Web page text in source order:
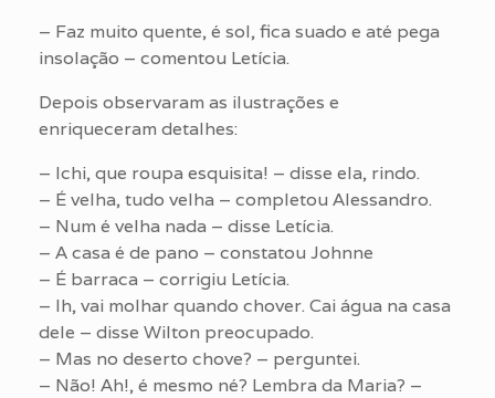
– Faz muito quente, é sol, fica suado e até pega
insolação – comentou Letícia.
Depois observaram as ilustrações e
enriqueceram detalhes:
– Ichi, que roupa esquisita! – disse ela, rindo.
– É velha, tudo velha – completou Alessandro.
– Num é velha nada – disse Letícia.
– A casa é de pano – constatou Johnne
– É barraca – corrigiu Letícia.
– Ih, vai molhar quando chover. Cai água na casa
dele – disse Wilton preocupado.
– Mas no deserto chove? – perguntei.
– Não! Ah!, é mesmo né? Lembra da Maria? –